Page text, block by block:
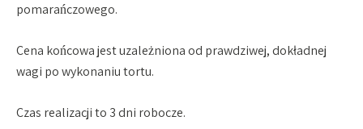
pomarańczowego.
Cena końcowa jest uzależniona od prawdziwej, dokładnej
wagi po wykonaniu tortu.
Czas realizacji to 3 dni robocze.